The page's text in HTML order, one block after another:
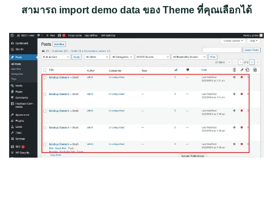
สามารถ import demo data ของ Theme ที่คุณเลือกได้